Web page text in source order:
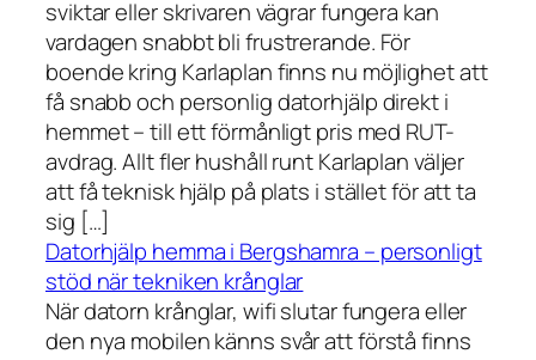
sviktar eller skrivaren vägrar fungera kan
vardagen snabbt bli frustrerande. För
boende kring Karlaplan finns nu möjlighet att
få snabb och personlig datorhjälp direkt i
hemmet – till ett förmånligt pris med RUT-
avdrag. Allt fler hushåll runt Karlaplan väljer
att få teknisk hjälp på plats i stället för att ta
sig […]
Datorhjälp hemma i Bergshamra – personligt
stöd när tekniken krånglar
När datorn krånglar, wifi slutar fungera eller
den nya mobilen känns svår att förstå finns